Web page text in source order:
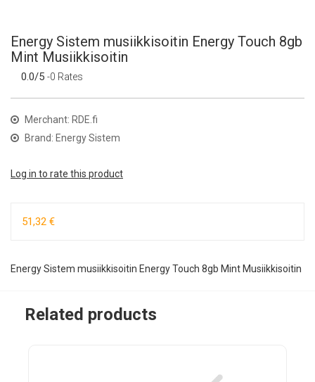
Energy Sistem musiikkisoitin Energy Touch 8gb
Mint Musiikkisoitin
0.0/5 -0 Rates
Merchant: RDE.fi
Brand: Energy Sistem
Log in to rate this product
51,32 €
Energy Sistem musiikkisoitin Energy Touch 8gb Mint Musiikkisoitin
Related products